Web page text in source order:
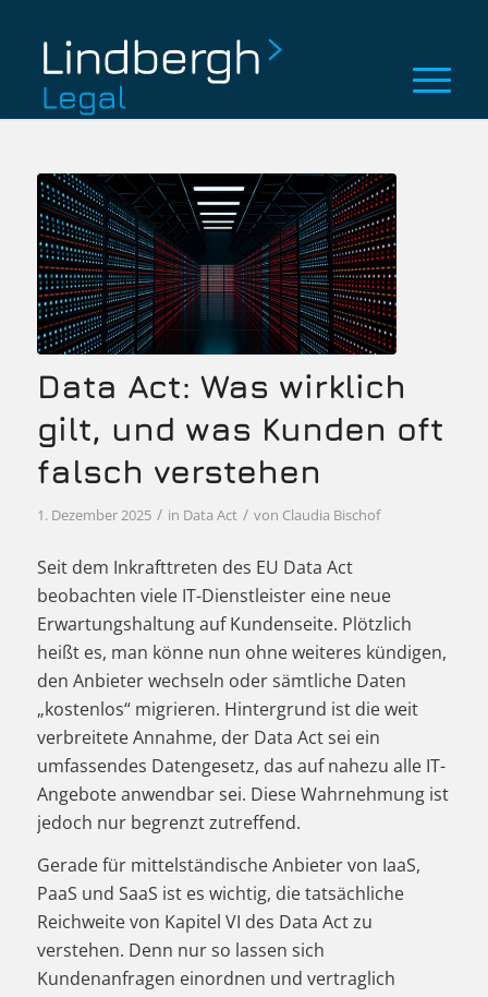
Data Act: Was wirklich
gilt, und was Kunden oft
falsch verstehen
1. Dezember 2025 / in Data Act / von Claudia Bischof
Seit dem Inkrafttreten des EU Data Act
beobachten viele IT-Dienstleister eine neue
Erwartungshaltung auf Kundenseite. Plötzlich
heißt es, man könne nun ohne weiteres kündigen,
den Anbieter wechseln oder sämtliche Daten
„kostenlos“ migrieren. Hintergrund ist die weit
verbreitete Annahme, der Data Act sei ein
umfassendes Datengesetz, das auf nahezu alle IT-
Angebote anwendbar sei. Diese Wahrnehmung ist
jedoch nur begrenzt zutreffend.
Gerade für mittelständische Anbieter von IaaS,
PaaS und SaaS ist es wichtig, die tatsächliche
Reichweite von Kapitel VI des Data Act zu
verstehen. Denn nur so lassen sich
Kundenanfragen einordnen und vertraglich